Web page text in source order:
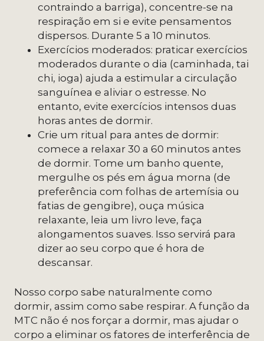
contraindo a barriga), concentre-se na
respiração em si e evite pensamentos
dispersos. Durante 5 a 10 minutos.
Exercícios moderados: praticar exercícios
moderados durante o dia (caminhada, tai
chi, ioga) ajuda a estimular a circulação
sanguínea e aliviar o estresse. No
entanto, evite exercícios intensos duas
horas antes de dormir.
Crie um ritual para antes de dormir:
comece a relaxar 30 a 60 minutos antes
de dormir. Tome um banho quente,
mergulhe os pés em água morna (de
preferência com folhas de artemísia ou
fatias de gengibre), ouça música
relaxante, leia um livro leve, faça
alongamentos suaves. Isso servirá para
dizer ao seu corpo que é hora de
descansar.
Nosso corpo sabe naturalmente como
dormir, assim como sabe respirar. A função da
MTC não é nos forçar a dormir, mas ajudar o
corpo a eliminar os fatores de interferência de